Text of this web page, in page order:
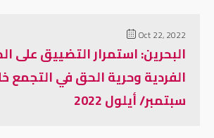
Oct 22, 2022
البحرين: استمرار التضييق على
الفردية وحرية الحق في التجمع
سبتمبر/ أيلول 2022